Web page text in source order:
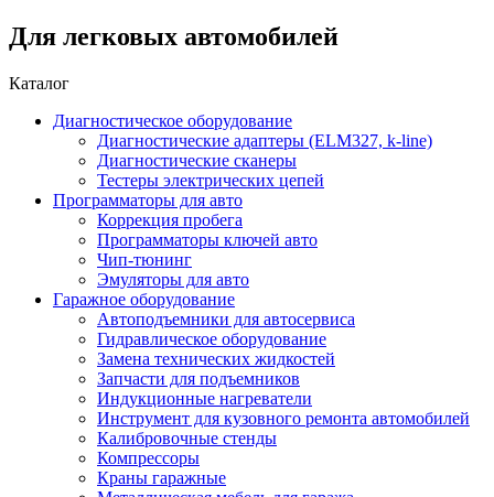
Для легковых автомобилей
Каталог
Диагностическое оборудование
Диагностические адаптеры (ELM327, k-line)
Диагностические сканеры
Тестеры электрических цепей
Программаторы для авто
Коррекция пробега
Программаторы ключей авто
Чип-тюнинг
Эмуляторы для авто
Гаражное оборудование
Автоподъемники для автосервиса
Гидравлическое оборудование
Замена технических жидкостей
Запчасти для подъемников
Индукционные нагреватели
Инструмент для кузовного ремонта автомобилей
Калибровочные стенды
Компрессоры
Краны гаражные